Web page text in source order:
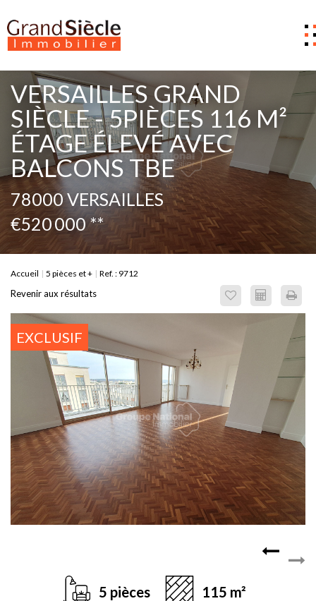
Estimer
Acheter
Louer
Gestion
Notre Agence
Nous contacter
VERSAILLES GRAND
SIÈCLE - 5PIÈCES 116 M²
ÉTAGE ÉLEVÉ AVEC
BALCONS TBE
78000 VERSAILLES
€520 000**
Accueil 5 pièces et + Ref. : 9712
Revenir aux résultats
EXCLUSIF
5 pièces
115 m²